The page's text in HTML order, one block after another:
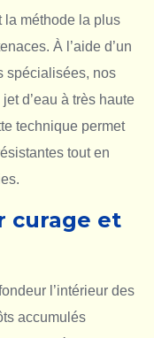
la méthode la plus
À l’aide d’un
spécialisées, nos
d’eau à très haute
technique permet
tout en
curage et
l’intérieur des
accumulés